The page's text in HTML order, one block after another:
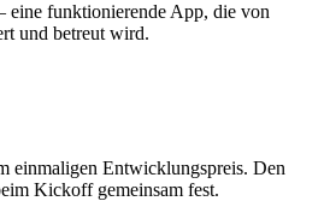
funktionierende App, die von
und betreut wird.
einmaligen Entwicklungspreis. Den
Kickoff gemeinsam fest.